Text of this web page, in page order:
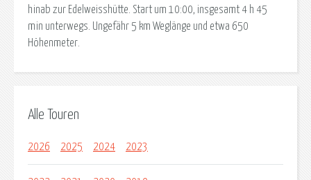
hinab zur Edelweisshütte. Start um 10:00, insgesamt 4 h 45
min unterwegs. Ungefähr 5 km Weglänge und etwa 650
Höhenmeter.
Alle Touren
2026 2025 2024 2023